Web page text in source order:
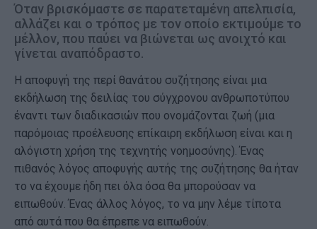
Όταν βρισκόμαστε σε παρατεταμένη απελπισία,
αλλάζει και ο τρόπος με τον οποίο εκτιμούμε το
μέλλον, που παύει να βιώνεται ως ανοιχτό και
γίνεται αναπόδραστο.
Η αποφυγή της περί θανάτου συζήτησης είναι μια
εκδήλωση της δειλίας του σύγχρονου ανθρωποτύπου
έναντι των διαδικασιών που ονομάζονται ζωή (μια
παρόμοιας προέλευσης επίκαιρη εκδήλωση είναι και η
αλόγιστη χρήση της τεχνητής νοημοσύνης). Ένας
πιθανός λόγος αποφυγής αυτής της συζήτησης θα ήταν
το να έχουμε ήδη πει όλα όσα θα μπορούσαν να
ειπωθούν. Ένας άλλος λόγος, το να μην λέμε τίποτα
από αυτά που θα έπρεπε να ειπωθούν.